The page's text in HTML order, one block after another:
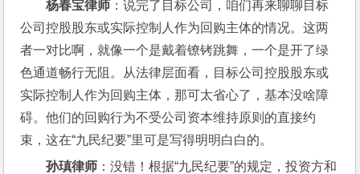
杨春宝律师 ：说完了目标公司，咱们再来聊聊目标
公司控股股东或实际控制人作为回购主体的情况。这两
者一对比啊，就像一个是戴着镣铐跳舞，一个是开了绿
色通道畅行无阻。从法律层面看，目标公司控股股东或
实际控制人作为回购主体，那可太省心了，基本没啥障
碍。他们的回购行为不受公司资本维持原则的直接约
束，这在“九民纪要”里可是写得明明白白的。
孙瑱律师 ：没错！根据“九民纪要”的规定，投资方和